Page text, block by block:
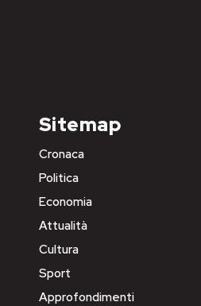
Sitemap
Cronaca
Politica
Economia
Attualità
Cultura
Sport
Approfondimenti